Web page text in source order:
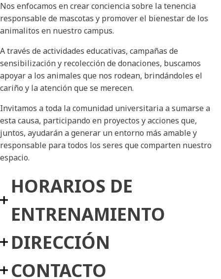
Nos enfocamos en crear conciencia sobre la tenencia
responsable de mascotas y promover el bienestar de los
animalitos en nuestro campus.
A través de actividades educativas, campañas de
sensibilización y recolección de donaciones, buscamos
apoyar a los animales que nos rodean, brindándoles el
cariño y la atención que se merecen.
Invitamos a toda la comunidad universitaria a sumarse a
esta causa, participando en proyectos y acciones que,
juntos, ayudarán a generar un entorno más amable y
responsable para todos los seres que comparten nuestro
espacio.
HORARIOS DE
ENTRENAMIENTO
DIRECCIÓN
CONTACTO